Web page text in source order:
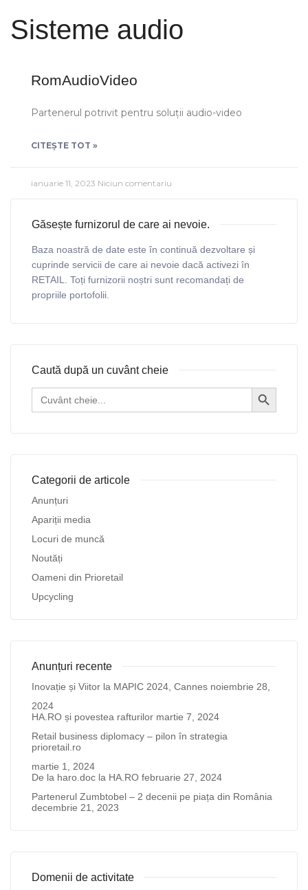
Sisteme audio
RomAudioVideo
Partenerul potrivit pentru soluții audio-video
CITEȘTE TOT »
ianuarie 11, 2023 Niciun comentariu
Găsește furnizorul de care ai nevoie.
Baza noastră de date este în continuă dezvoltare și
cuprinde servicii de care ai nevoie dacă activezi în
RETAIL. Toți furnizorii noștri sunt recomandați de
propriile portofolii.
Caută după un cuvânt cheie
Search
for:
Search Button
Categorii de articole
Anunțuri
Apariții media
Locuri de muncă
Noutăți
Oameni din Prioretail
Upcycling
Anunțuri recente
Inovație și Viitor la MAPIC 2024, Cannes noiembrie 28,
2024
HA.RO și povestea rafturilor martie 7, 2024
Retail business diplomacy – pilon în strategia
prioretail.ro
martie 1, 2024
De la haro.doc la HA.RO februarie 27, 2024
Partenerul Zumbtobel – 2 decenii pe piața din România
decembrie 21, 2023
Domenii de activitate